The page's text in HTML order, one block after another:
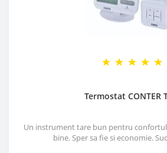
Termostat CONTER
Un instrument tare bun pentru confortul
bine. Sper sa fie si economie.